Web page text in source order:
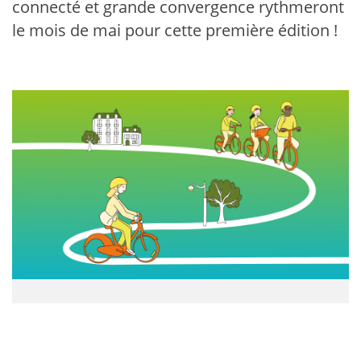
connecté et grande convergence rythmeront
le mois de mai pour cette première édition !